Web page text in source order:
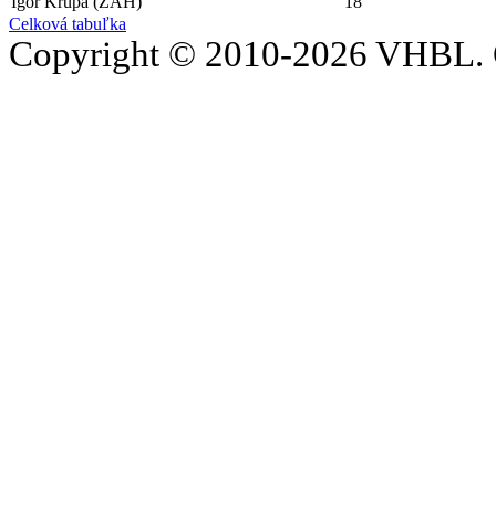
Celková tabuľka
Copyright © 2010-2026 VHBL.